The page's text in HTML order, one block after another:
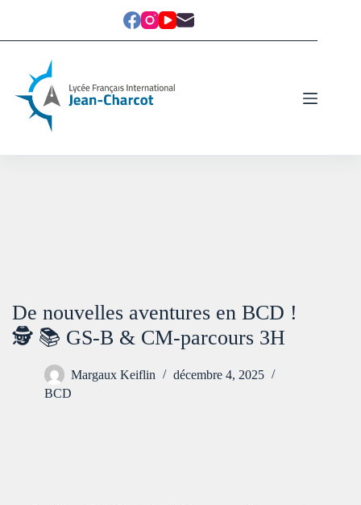
De nouvelles aventures en BCD !
🕵️ 📚 GS-B & CM-parcours 3H
Margaux Keiflin
décembre 4, 2025
BCD